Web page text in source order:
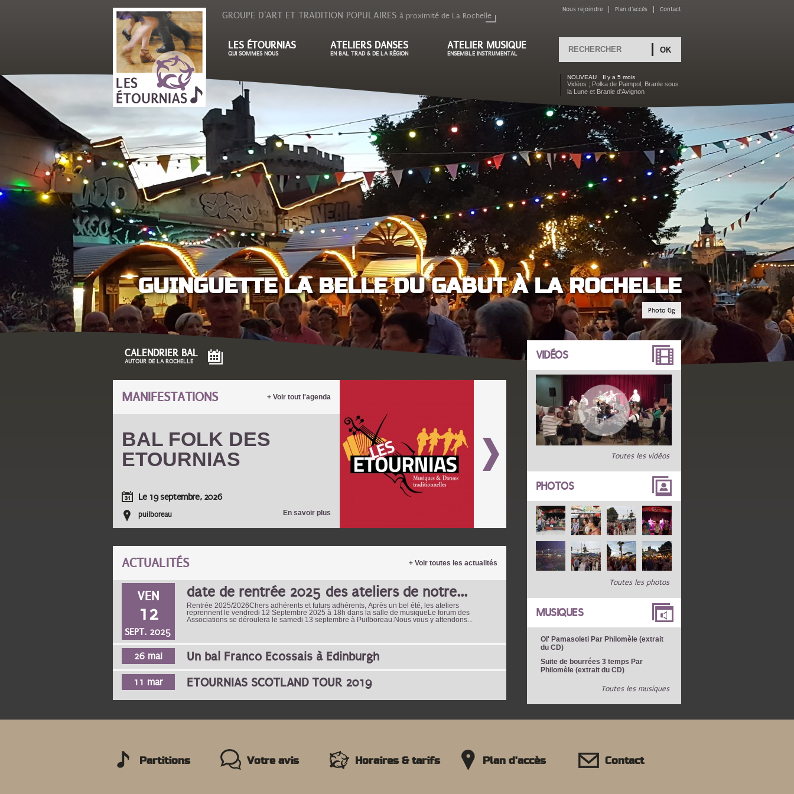
GROUPE D'ART ET TRADITION POPULAIRES à proximité de La Rochelle
LES ÉTOURNIAS
QUI SOMMES NOUS
ATELIERS DANSES
EN BAL TRAD & DE LA RÉGION
ATELIER MUSIQUE
ENSEMBLE INSTRUMENTAL
Nous rejoindre Plan d'accès Contact
FORMULAIRE DE
RECHERCHE
CALENDRIER BAL
AUTOUR DE LA ROCHELLE
NOUVEAU Il y a 5 mois
Vidéos ; Polka de Paimpol, Branle sous
la Lune et Branle d'Avignon
GUINGUETTE LA BELLE DU GABUT À LA ROCHELLE
Photo Gg
MANIFESTATIONS + Voir tout l'agenda
BAL FOLK DES
ETOURNIAS
Le 19 septembre, 2026
puilboreau En savoir plus
ACTUALITÉS + Voir toutes les actualités
VEN
12
SEPT. 2025
date de rentrée 2025 des ateliers de notre...
Rentrée 2025/2026Chers adhérents et futurs adhérents, Après un bel été, les ateliers
reprennent le vendredi 12 Septembre 2025 à 18h dans la salle de musiqueLe forum des
Associations se déroulera le samedi 13 septembre à Puilboreau.Nous vous y attendons...
26 mai Un bal Franco Ecossais à Edinburgh
11 mar ETOURNIAS SCOTLAND TOUR 2019
VIDÉOS
Toutes les vidéos
PHOTOS
Toutes les photos
MUSIQUES
Ol' Pamasoleti Par Philomèle (extrait
du CD)
Suite de bourrées 3 temps Par
Philomèle (extrait du CD)
Toutes les musiques
Partitions Votre avis Horaires & tarifs Plan d'accès Contact